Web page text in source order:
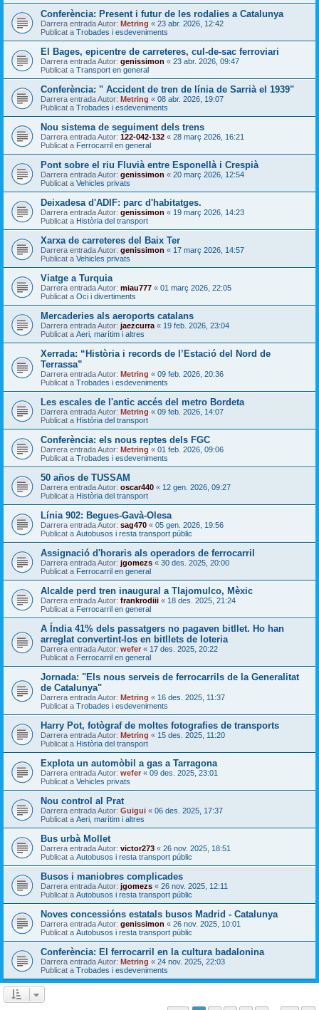
Conferència: Present i futur de les rodalies a Catalunya
Darrera entrada Autor: Metring « 23 abr. 2026, 12:42
Publicat a Trobades i esdeveniments
El Bages, epicentre de carreteres, cul-de-sac ferroviari
Darrera entrada Autor: genissimon « 23 abr. 2026, 09:47
Publicat a Transport en general
Conferència: " Accident de tren de línia de Sarrià el 1939"
Darrera entrada Autor: Metring « 08 abr. 2026, 19:07
Publicat a Trobades i esdeveniments
Nou sistema de seguiment dels trens
Darrera entrada Autor: 122-042-132 « 28 març 2026, 16:21
Publicat a Ferrocarril en general
Pont sobre el riu Fluvià entre Esponellà i Crespià
Darrera entrada Autor: genissimon « 20 març 2026, 12:54
Publicat a Vehicles privats
Deixadesa d'ADIF: parc d'habitatges.
Darrera entrada Autor: genissimon « 19 març 2026, 14:23
Publicat a Història del transport
Xarxa de carreteres del Baix Ter
Darrera entrada Autor: genissimon « 17 març 2026, 14:57
Publicat a Vehicles privats
Viatge a Turquia
Darrera entrada Autor: miau777 « 01 març 2026, 22:05
Publicat a Oci i divertiments
Mercaderies als aeroports catalans
Darrera entrada Autor: jaezcurra « 19 feb. 2026, 23:04
Publicat a Aeri, marítim i altres
Xerrada: “Història i records de l’Estació del Nord de
Terrassa”
Darrera entrada Autor: Metring « 09 feb. 2026, 20:36
Publicat a Trobades i esdeveniments
Les escales de l'antic accés del metro Bordeta
Darrera entrada Autor: Metring « 09 feb. 2026, 14:07
Publicat a Història del transport
Conferència: els nous reptes dels FGC
Darrera entrada Autor: Metring « 01 feb. 2026, 09:06
Publicat a Trobades i esdeveniments
50 años de TUSSAM
Darrera entrada Autor: oscar440 « 12 gen. 2026, 09:27
Publicat a Història del transport
Línia 902: Begues-Gavà-Olesa
Darrera entrada Autor: sag470 « 05 gen. 2026, 19:56
Publicat a Autobusos i resta transport públic
Assignació d'horaris als operadors de ferrocarril
Darrera entrada Autor: jgomezs « 30 des. 2025, 20:00
Publicat a Ferrocarril en general
Alcalde perd tren inaugural a Tlajomulco, Mèxic
Darrera entrada Autor: frankrodiii « 18 des. 2025, 21:24
Publicat a Ferrocarril en general
A Índia 41% dels passatgers no pagaven bitllet. Ho han
arreglat convertint-los en bitllets de loteria
Darrera entrada Autor: wefer « 17 des. 2025, 20:22
Publicat a Ferrocarril en general
Jornada: "Els nous serveis de ferrocarrils de la Generalitat
de Catalunya"
Darrera entrada Autor: Metring « 16 des. 2025, 11:37
Publicat a Trobades i esdeveniments
Harry Pot, fotògraf de moltes fotografies de transports
Darrera entrada Autor: Metring « 15 des. 2025, 11:20
Publicat a Història del transport
Explota un automòbil a gas a Tarragona
Darrera entrada Autor: wefer « 09 des. 2025, 23:01
Publicat a Vehicles privats
Nou control al Prat
Darrera entrada Autor: Guigui « 06 des. 2025, 17:37
Publicat a Aeri, marítim i altres
Bus urbà Mollet
Darrera entrada Autor: victor273 « 26 nov. 2025, 18:51
Publicat a Autobusos i resta transport públic
Busos i maniobres complicades
Darrera entrada Autor: jgomezs « 26 nov. 2025, 12:11
Publicat a Autobusos i resta transport públic
Noves concessións estatals busos Madrid - Catalunya
Darrera entrada Autor: genissimon « 26 nov. 2025, 10:01
Publicat a Autobusos i resta transport públic
Conferència: El ferrocarril en la cultura badalonina
Darrera entrada Autor: Metring « 24 nov. 2025, 22:03
Publicat a Trobades i esdeveniments